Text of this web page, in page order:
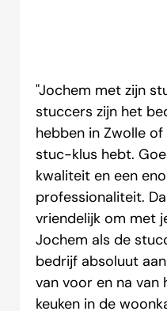
"Jochem met zijn
stuccers zijn het
hebben in Zwolle
stuc-klus hebt.
kwaliteit en een
professionaliteit.
vriendelijk om met
Jochem als de
bedrijf absoluut
van voor en na
keuken in de